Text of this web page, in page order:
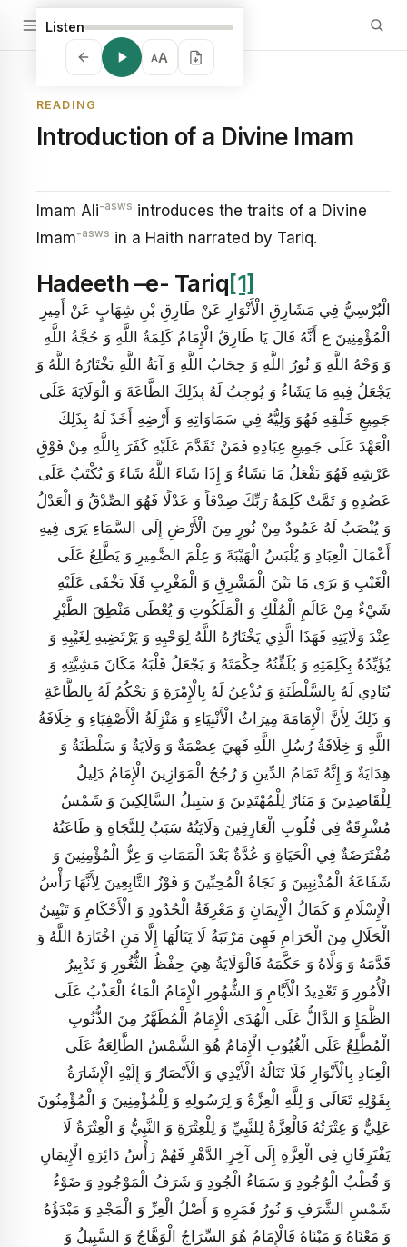
Listen
AA
READING
Introduction of a Divine Imam
Imam Ali-asws introduces the traits of a Divine
Imam-asws in a Haith narrated by Tariq.
Hadeeth –e- Tariq[1]
الْبُرْسِيُّ فِي مَشَارِقِ الْأَنْوَارِ عَنْ طَارِقِ بْنِ شِهَابٍ عَنْ أَمِيرِ
الْمُؤْمِنِينَ ع أَنَّهُ قَالَ يَا طَارِقُ الْإِمَامُ كَلِمَةُ اللَّهِ وَ حُجَّةُ اللَّهِ
وَ وَجْهُ اللَّهِ وَ نُورُ اللَّهِ وَ حِجَابُ اللَّهِ وَ آيَةُ اللَّهِ يَخْتَارُهُ اللَّهُ وَ
يَجْعَلُ فِيهِ مَا يَشَاءُ وَ يُوجِبُ لَهُ بِذَلِكَ الطَّاعَةَ وَ الْوَلَايَةَ عَلَى
جَمِيعِ خَلْقِهِ فَهُوَ وَلِيُّهُ فِي سَمَاوَاتِهِ وَ أَرْضِهِ أَخَذَ لَهُ بِذَلِكَ
الْعَهْدَ عَلَى جَمِيعِ عِبَادِهِ فَمَنْ تَقَدَّمَ عَلَيْهِ كَفَرَ بِاللَّهِ مِنْ فَوْقِ
عَرْشِهِ فَهُوَ يَفْعَلُ مَا يَشَاءُ وَ إِذَا شَاءَ اللَّهُ شَاءَ وَ يُكْتَبُ عَلَى
عَضُدِهِ وَ تَمَّتْ كَلِمَةُ رَبِّكَ صِدْقاً وَ عَدْلًا فَهُوَ الصِّدْقُ وَ الْعَدْلُ
وَ يُنْصَبُ لَهُ عَمُودٌ مِنْ نُورٍ مِنَ الْأَرْضِ إِلَى السَّمَاءِ يَرَى فِيهِ
أَعْمَالَ الْعِبَادِ وَ يُلْبَسُ الْهَيْبَةَ وَ عِلْمَ الضَّمِيرِ وَ يَطَّلِعُ عَلَى
الْغَيْبِ وَ يَرَى مَا بَيْنَ الْمَشْرِقِ وَ الْمَغْرِبِ فَلَا يَخْفَى‏ عَلَيْهِ
شَيْ‏ءٌ مِنْ عَالَمِ الْمُلْكِ وَ الْمَلَكُوتِ وَ يُعْطَى مَنْطِقَ الطَّيْرِ
عِنْدَ وَلَايَتِهِ فَهَذَا الَّذِي يَخْتَارُهُ اللَّهُ لِوَحْيِهِ وَ يَرْتَضِيهِ لِغَيْبِهِ وَ
يُؤَيِّدُهُ بِكَلِمَتِهِ وَ يُلَقِّنُهُ حِكْمَتَهُ وَ يَجْعَلُ قَلْبَهُ مَكَانَ مَشِيَّتِهِ وَ
يُنَادِي لَهُ بِالسَّلْطَنَةِ وَ يُذْعِنُ لَهُ بِالْإِمْرَةِ وَ يَحْكُمُ لَهُ بِالطَّاعَةِ
وَ ذَلِكَ لِأَنَّ الْإِمَامَةَ مِيرَاثُ الْأَنْبِيَاءِ وَ مَنْزِلَةُ الْأَصْفِيَاءِ وَ خِلَافَةُ
اللَّهِ وَ خِلَافَةُ رُسُلِ اللَّهِ فَهِيَ عِصْمَةٌ وَ وَلَايَةٌ وَ سَلْطَنَةٌ وَ
هِدَايَةٌ وَ إِنَّهُ تَمَامُ الدِّينِ وَ رُجُحُ الْمَوَازِينَ الْإِمَامُ دَلِيلٌ
لِلْقَاصِدِينَ وَ مَنَارٌ لِلْمُهْتَدِينَ وَ سَبِيلُ السَّالِكِينَ وَ شَمْسٌ
مُشْرِقَةٌ فِي قُلُوبِ الْعَارِفِينَ وَلَايَتُهُ سَبَبٌ لِلنَّجَاةِ وَ طَاعَتُهُ
مُفْتَرَضَةٌ فِي الْحَيَاةِ وَ عُدَّةٌ بَعْدَ الْمَمَاتِ وَ عِزُّ الْمُؤْمِنِينَ وَ
شَفَاعَةُ الْمُذْنِبِينَ وَ نَجَاةُ الْمُحِبِّينَ وَ فَوْزُ التَّابِعِينَ لِأَنَّهَا رَأْسُ
الْإِسْلَامِ وَ كَمَالُ الْإِيمَانِ وَ مَعْرِفَةُ الْحُدُودِ وَ الْأَحْكَامِ وَ تَبْيِينُ
الْحَلَالِ مِنَ الْحَرَامِ فَهِيَ مَرْتَبَةٌ لَا يَنَالُهَا إِلَّا مَنِ اخْتَارَهُ اللَّهُ وَ
قَدَّمَهُ وَ وَلَّاهُ وَ حَكَّمَهُ فَالْوَلَايَةُ هِيَ حِفْظُ الثُّغُورِ وَ تَدْبِيرُ
الْأُمُورِ وَ تَعْدِيدُ الْأَيَّامِ وَ الشُّهُورِ الْإِمَامُ الْمَاءُ الْعَذْبُ عَلَى
الظَّمَإِ وَ الدَّالُّ عَلَى الْهُدَى الْإِمَامُ الْمُطَهَّرُ مِنَ الذُّنُوبِ
الْمُطَّلِعُ عَلَى الْغُيُوبِ الْإِمَامُ هُوَ الشَّمْسُ الطَّالِعَةُ عَلَى
الْعِبَادِ بِالْأَنْوَارِ فَلَا تَنَالُهُ الْأَيْدِي وَ الْأَبْصَارُ وَ إِلَيْهِ الْإِشَارَةُ
بِقَوْلِهِ تَعَالَى وَ لِلَّهِ الْعِزَّةُ وَ لِرَسُولِهِ وَ لِلْمُؤْمِنِينَ وَ الْمُؤْمِنُونَ
عَلِيٌّ وَ عِتْرَتُهُ فَالْعِزَّةُ لِلنَّبِيِّ وَ لِلْعِتْرَةِ وَ النَّبِيُّ وَ الْعِتْرَةُ لَا
يَفْتَرِقَانِ فِي الْعِزَّةِ إِلَى آخِرِ الدَّهْرِ فَهُمْ رَأْسُ دَائِرَةِ الْإِيمَانِ
وَ قُطْبُ الْوُجُودِ وَ سَمَاءُ الْجُودِ وَ شَرَفُ الْمَوْجُودِ وَ ضَوْءُ
شَمْسِ الشَّرَفِ وَ نُورُ قَمَرِهِ وَ أَصْلُ الْعِزِّ وَ الْمَجْدِ وَ مَبْدَؤُهُ
وَ مَعْنَاهُ وَ مَبْنَاهُ فَالْإِمَامُ هُوَ السِّرَاجُ الْوَهَّاجُ وَ السَّبِيلُ وَ